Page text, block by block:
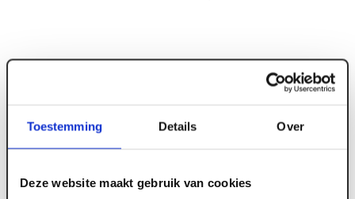
Toestemming Details Over
Deze website maakt gebruik van cookies